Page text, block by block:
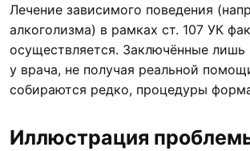
Лечение зависимого поведения
алкоголизма) в рамках ст. 107 УК
осуществляется. Заключённые лишь
у врача, не получая реальной
собираются редко, процедуры
Иллюстрация